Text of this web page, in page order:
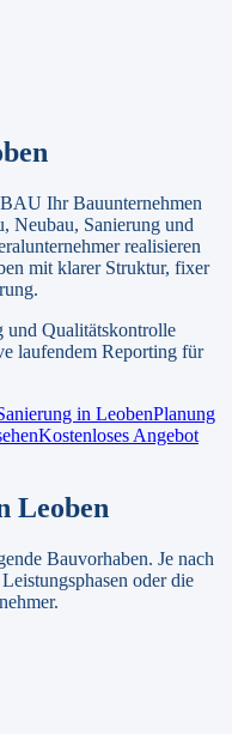
Ihr Bauunternehmen
Neubau, Sanierung und
realisieren
mit klarer Struktur, fixer
und Qualitätskontrolle
laufendem Reporting für
in LeobenPlanung
Kostenloses Angebot
Leoben
Bauvorhaben. Je nach
oder die